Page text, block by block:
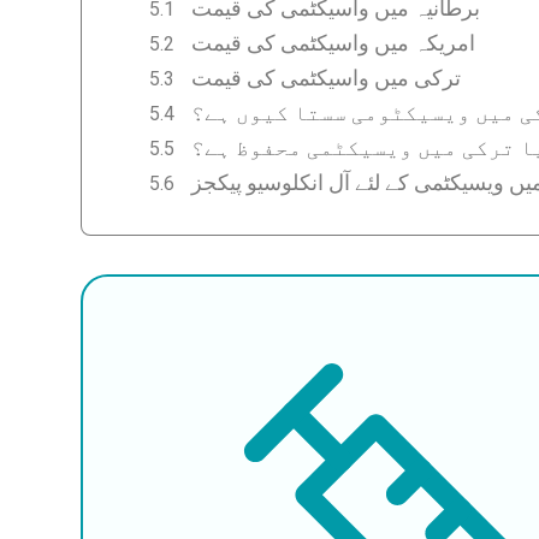
برطانیہ میں واسیکٹمی کی قیمت
امریکہ میں واسیکٹمی کی قیمت
ترکی میں واسیکٹمی کی قیمت
میں ویسیکٹومی سستا کیوں ہے؟
ترکی میں ویسیکٹمی محفوظ ہے؟
ویسیکٹمی کے لئے آل انکلوسیو پیکجز